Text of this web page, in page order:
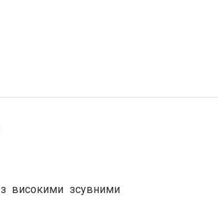
з високими зсувними